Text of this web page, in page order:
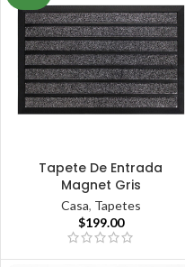
Tapete De Entrada
Magnet Gris
Casa, Tapetes
$199.00